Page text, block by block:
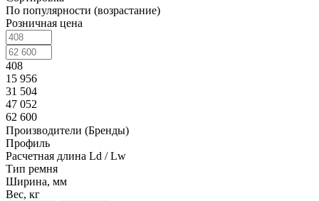
По популярности (возрастание)
Розничная цена
408
15 956
31 504
47 052
62 600
Производители (Бренды)
Профиль
Расчетная длина Ld / Lw
Тип ремня
Ширина, мм
Вес, кг